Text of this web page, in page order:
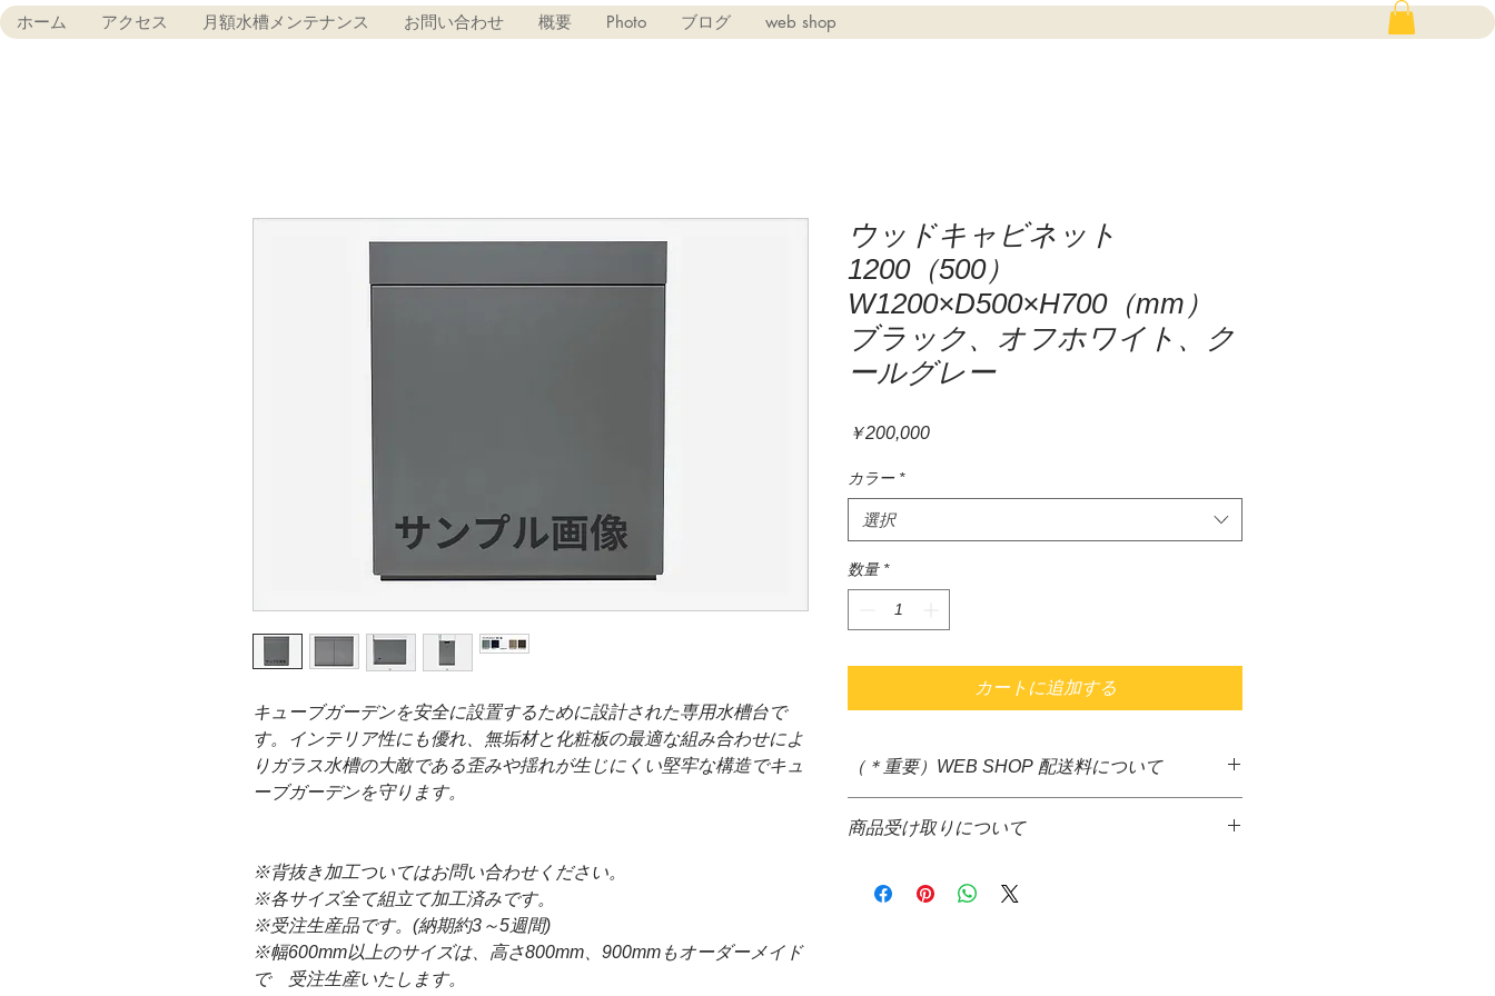
ホーム アクセス 月額水槽メンテナンス お問い合わせ 概要 Photo ブログ web shop
キューブガーデンを安全に設置するために設計された専用水槽台で
す。インテリア性にも優れ、無垢材と化粧板の最適な組み合わせによ
りガラス水槽の大敵である歪みや揺れが生じにくい堅牢な構造でキュ
ーブガーデンを守ります。
※背抜き加工ついてはお問い合わせください。
※各サイズ全て組立て加工済みです。
※受注生産品です。(納期約3～5週間)
※幅600mm以上のサイズは、高さ800mm、900mmもオーダーメイド
で 受注生産いたします。
ウッドキャビネット
1200（500）
W1200×D500×H700（mm）
ブラック、オフホワイト、ク
ールグレー
￥200,000価
カラー *
選択
数量 *
カートに追加する
（＊重要）WEB SHOP 配送料について
すが、大きさ重さなど異なる商品が多いため、決算後す
て送料をご請求させて頂きます。
商品受け取りについて
＊お取り寄せ商品で金額1万円を超える商品をご注文の